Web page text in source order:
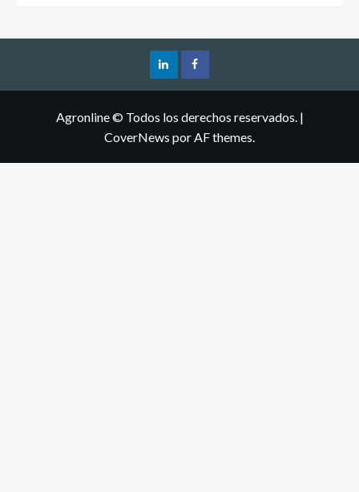
Agronline © Todos los derechos reservados. |
CoverNews por AF themes.